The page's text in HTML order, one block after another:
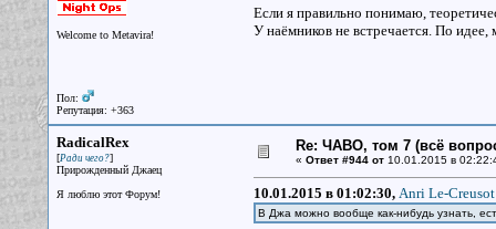
Welcome to Metavira!
Пол:
Репутация: +363
Если я правильно понимаю,
У наёмников не встречается. По
RadicalRex
[Ради чего?]
Прирожденный Джаец
Я люблю этот Форум!
Re: ЧАВО, том 7 (всё
« Ответ #944 от10.01.2015 в
10.01.2015 в 01:02:30, Аnri Le-Creusot
В Джа можно вообще как-нибудь узнать,